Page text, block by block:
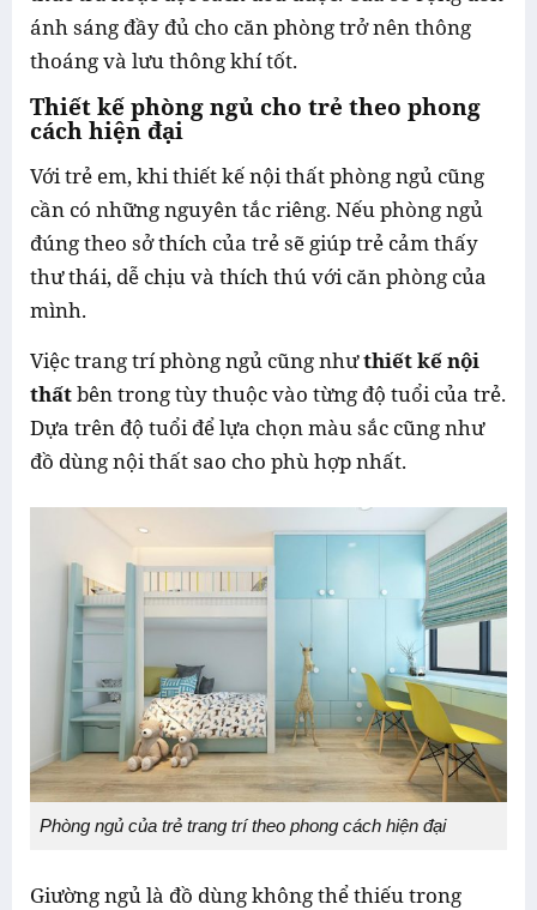
ánh sáng đầy đủ cho căn phòng trở nên thông
thoáng và lưu thông khí tốt.
Thiết kế phòng ngủ cho trẻ theo phong
cách hiện đại
Với trẻ em, khi thiết kế nội thất phòng ngủ cũng
cần có những nguyên tắc riêng. Nếu phòng ngủ
đúng theo sở thích của trẻ sẽ giúp trẻ cảm thấy
thư thái, dễ chịu và thích thú với căn phòng của
mình.
Việc trang trí phòng ngủ cũng nhưthiết kế nội
thấtbên trong tùy thuộc vào từng độ tuổi của trẻ.
Dựa trên độ tuổi để lựa chọn màu sắc cũng như
đồ dùng nội thất sao cho phù hợp nhất.
Phòng ngủ của trẻ trang trí theo phong cách hiện đại
Giường ngủ là đồ dùng không thể thiếu trong